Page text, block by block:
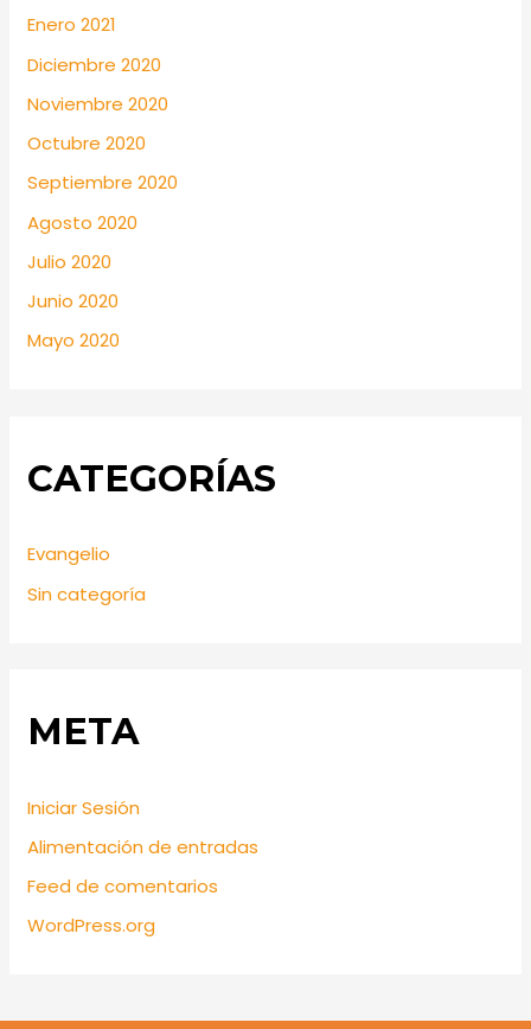
Enero 2021
Diciembre 2020
Noviembre 2020
Octubre 2020
Septiembre 2020
Agosto 2020
Julio 2020
Junio 2020
Mayo 2020
CATEGORÍAS
Evangelio
Sin categoría
META
Iniciar Sesión
Alimentación de entradas
Feed de comentarios
WordPress.org